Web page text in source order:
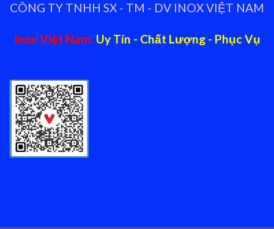
CÔNG TY TNHH SX - TM - DV INOX VIỆT NAM
Inox Việt Nam: Uy Tín - Chất Lượng - Phục Vụ